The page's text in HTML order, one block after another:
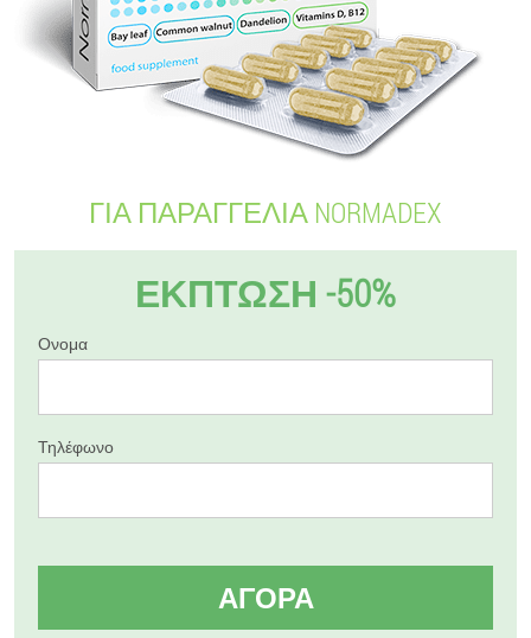
ΓΙΑ ΠΑΡΑΓΓΕΛΊΑ NORMADEX
ΕΚΠΤΩΣΗ -50%
Ονομα
Τηλέφωνο
ΑΓΟΡΆ